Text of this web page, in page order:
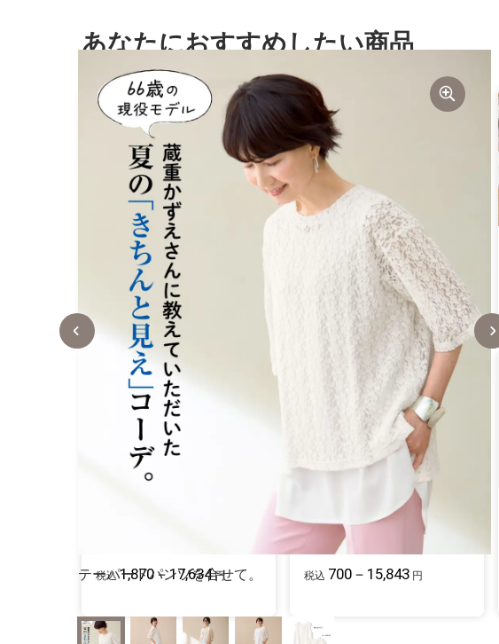
テーパードパンツを合せて。
あなたにおすすめしたい商品
通販生活の薄焼いわし
1,000－4,179
石川酒造場の元祖もろみ酢
本日の元気！
3,132－11,901 円
税込 1,870－17,634 円
UVカットシルクパウダー
「黄金まゆの絹粉」
税込 700－15,843 円